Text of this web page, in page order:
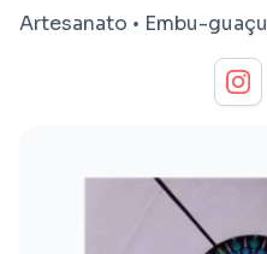
Artesanato • Embu-guaçu